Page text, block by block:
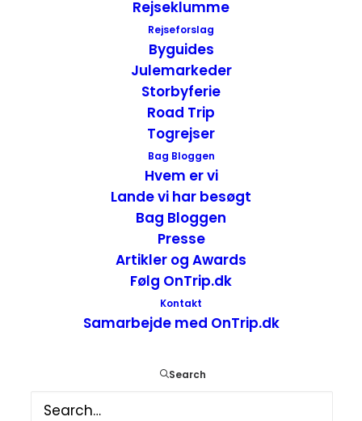
Rejseklumme
Rejseforslag
Byguides
Julemarkeder
Storbyferie
Road Trip
Togrejser
Bag Bloggen
Hvem er vi
Lande vi har besøgt
Bag Bloggen
Presse
Artikler og Awards
Følg OnTrip.dk
Kontakt
Samarbejde med OnTrip.dk
Search
Oplevelser i Christchurch – New Zealand
New Zealand - Sydøen
Oplevelser i Sydney – Australien